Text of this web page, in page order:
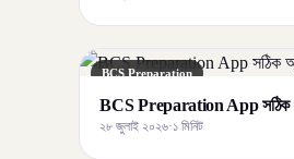
BCS Preparation
BCS Preparation App সঠিক
২৮ জুলাই ২০২৬·১ মিনিট